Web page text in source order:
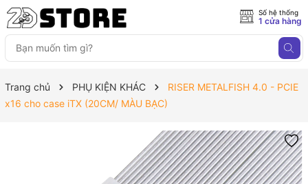
Số hệ thống
1 cửa hàng
Trang chủ PHỤ KIỆN KHÁC
RISER METALFISH 4.0 - PCIE
x16 cho case iTX (20CM/ MÀU BẠC)